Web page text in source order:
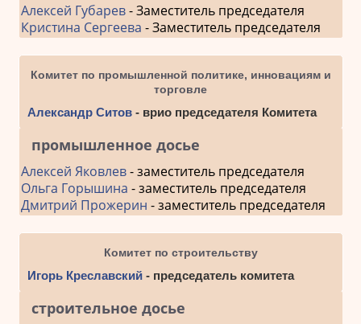
Алексей Губарев- Заместитель председателя
Кристина Сергеева - Заместитель председателя
Комитет по промышленной политике, инновациям и
торговле
Александр Ситов- врио председателя Комитета
промышленное досье
Алексей Яковлев- заместитель председателя
Ольга Горышина - заместитель председателя
Дмитрий Прожерин - заместитель председателя
Комитет по строительству
Игорь Креславский - председатель комитета
строительное досье